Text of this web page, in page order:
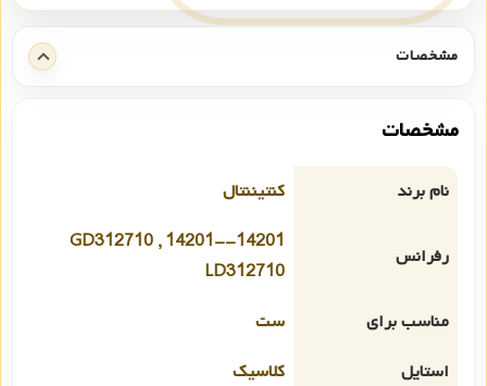
مشخصات
مشخصات
نام برند کنتیننتال
رفرانس
14201-GD312710 , 14201-
LD312710
مناسب برای
ست
استایل
کلاسیک